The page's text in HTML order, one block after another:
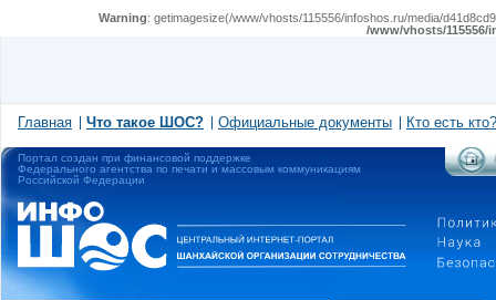
Warning: getimagesize(/www/vhosts/115556/infoshos.ru/media/
/www/vhosts/
Главная Что такое ШОС? Официальные документы Кто есть кто?
Портал создан при финансовой поддержке
Федерального агентства по печати и массовым коммуникациям
Российской Федерации